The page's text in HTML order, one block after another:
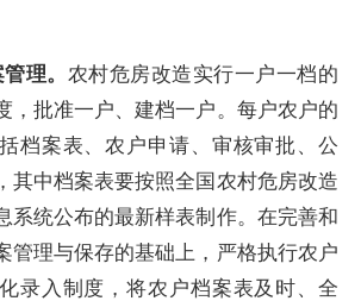
理。 农村危房改造实行一户一档的
，批准一户、建档一户。每户农户的
档案表、农户申请、审核审批、公
其中档案表要按照全国农村危房改造
系统公布的最新样表制作。在完善和
管理与保存的基础上，严格执行农户
录入制度，将农户档案表及时、全